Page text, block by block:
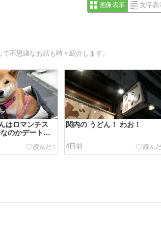
画像表示 文字表
不思議なお話も時々紹介します。
はロマンチス
のかデートな
関内の うどん！ わお！
4日前